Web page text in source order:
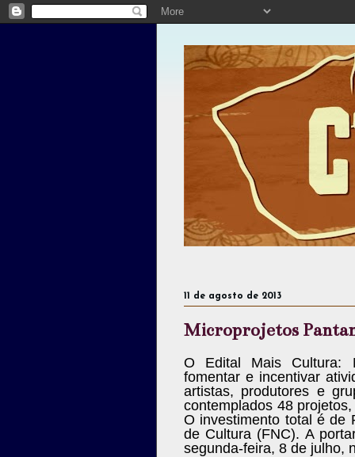
11 de agosto de 2013
Microprojetos
O Edital Mais Cultura:
fomentar e incentivar
artistas, produtores e
contemplados 48
O investimento total é de
de Cultura (FNC). A
segunda-feira, 8 de julho,